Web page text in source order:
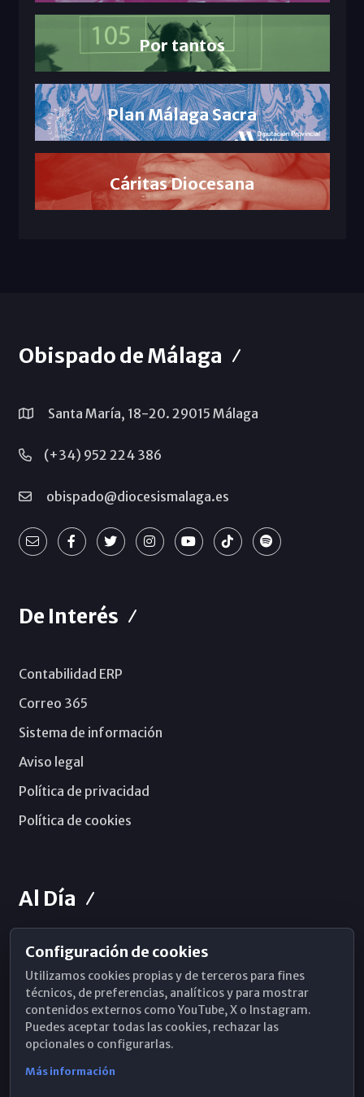
Por tantos
Plan Málaga Sacra
Cáritas Diocesana
Obispado de Málaga
Santa María, 18-20. 29015 Málaga
(+34) 952 224 386
obispado@diocesismalaga.es
De Interés
Contabilidad ERP
Correo 365
Sistema de información
Aviso legal
Política de privacidad
Política de cookies
Al Día
Horarios de Misa
Hemeroteca
WhatsApp
Configuración de cookies
Utilizamos cookies propias y de terceros para fines
técnicos, de preferencias, analíticos y para mostrar
contenidos externos como YouTube, X o Instagram.
Puedes aceptar todas las cookies, rechazar las
opcionales o configurarlas.
Más información